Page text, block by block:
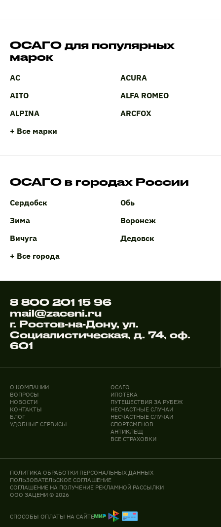
ОСАГО для популярных
марок
AC
ACURA
AITO
ALFA ROMEO
ALPINA
ARCFOX
+ Все марки
ОСАГО в городах России
Сердобск
Обь
Зима
Воронеж
Вичуга
Дедовск
+ Все города
8 800 201 15 96
mail@zaceni.ru
г. Ростов-на-Дону, ул.
Социалистическая, д. 74, оф.
601
О КОМПАНИИ
ВОПРОСЫ
НОВОСТИ
КОНТАКТЫ
БЛОГ
УДОБНЫЕ СЕРВИСЫ
ОСАГО
ИПОТЕКА
ПУТЕШЕСТВИЯ ЗА РУБЕЖ
НЕСЧАСТНЫЕ СЛУЧАИ
НЕСЧАСТНЫЕ СЛУЧАИ
СПОРТСМЕНОВ
АНТИКЛЕЩ
ВСЕ СТРАХОВКИ
ПОЛИТИКА ОБРАБОТКИ ПЕРСОНАЛЬНЫХ ДАННЫХ
ПОЛЬЗОВАТЕЛЬСКОЕ СОГЛАШЕНИЕ
СОГЛАШЕНИЕ НА ПОЛУЧЕНИЕ РЕКЛАМНОЙ РАССЫЛКИ
ООО ЗАЦЕНИ © 2026
СПОСОБЫ ОПЛАТЫ НА САЙТЕ